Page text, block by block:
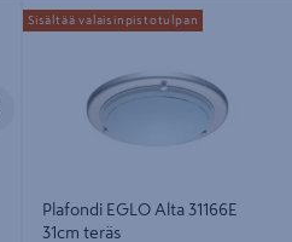
Plafondi EGLO Alta 31166E 31cm
teräs
Plafondi EGLO Alta 31166E
31cm teräs
Sisältää valaisinpistotulpan